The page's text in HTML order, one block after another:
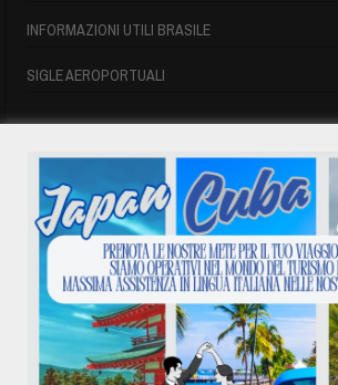
INFORMAZIONI UTILI BRASILE
SIGLE AEROPORTUALI
VOLI CUBA
VOLI CUBA
VOLI CUBA LAST MINUTE
VOLI DI LINEA CUBA
AFFITTO CASE A PLAYA DEL ESTE